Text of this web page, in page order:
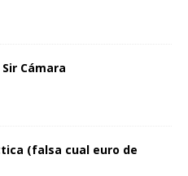
Cámara
(falsa cual euro de